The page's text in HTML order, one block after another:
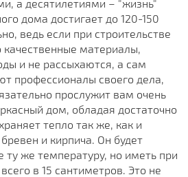
а десятилетиями – "жизнь"
дома достигает до 120-150
ведь если при строительстве
качественные материалы,
и не рассыхаются, а сам
профессионалы своего дела,
прослужит вам очень
дом, обладая достаточно
тепло так же, как и
и кирпича. Он будет
ту же температуру, но иметь при
в 15 сантиметров. Это не